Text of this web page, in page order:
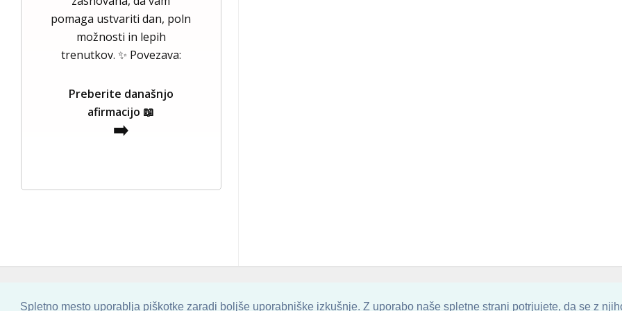
Spletno mesto uporablja piškotke zaradi boljše uporabniške izkušnje. Z uporabo naše spletne strani potrjujete, da se z
pomaga ustvariti dan, poln
možnosti in lepih
trenutkov. ✨ Povezava:
Preberite današnjo
afirmacijo 📖
➡️
COPYRIGHT © 2013 - 2026 BYSKINBASE. ALL ARTWORK ARE UPLOADED AND COPYRIGHTED TO ITS AUTHOR.